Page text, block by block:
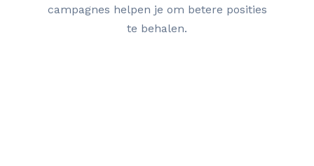
campagnes helpen je om betere posities
te behalen.